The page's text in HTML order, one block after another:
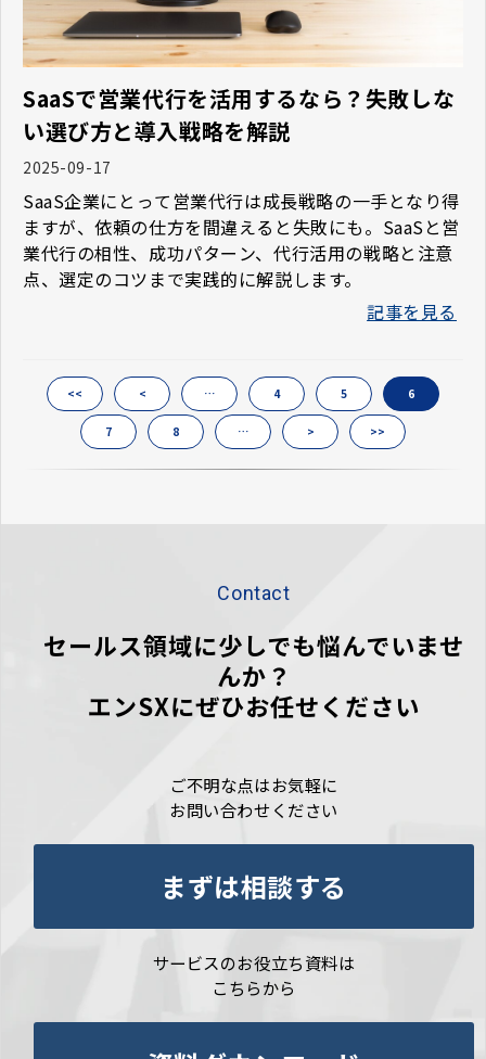
SaaSで営業代行を活用するなら？失敗しな
い選び方と導入戦略を解説
2025-09-17
SaaS企業にとって営業代行は成長戦略の一手となり得
ますが、依頼の仕方を間違えると失敗にも。SaaSと営
業代行の相性、成功パターン、代行活用の戦略と注意
点、選定のコツまで実践的に解説します。
記事を見る
<< < … 4 5 6
7 8 … > >>
Contact
セールス領域に少しでも悩んでいませ
んか？
エンSXにぜひお任せください
ご不明な点はお気軽に
お問い合わせください
まずは相談する
サービスのお役立ち資料は
こちらから